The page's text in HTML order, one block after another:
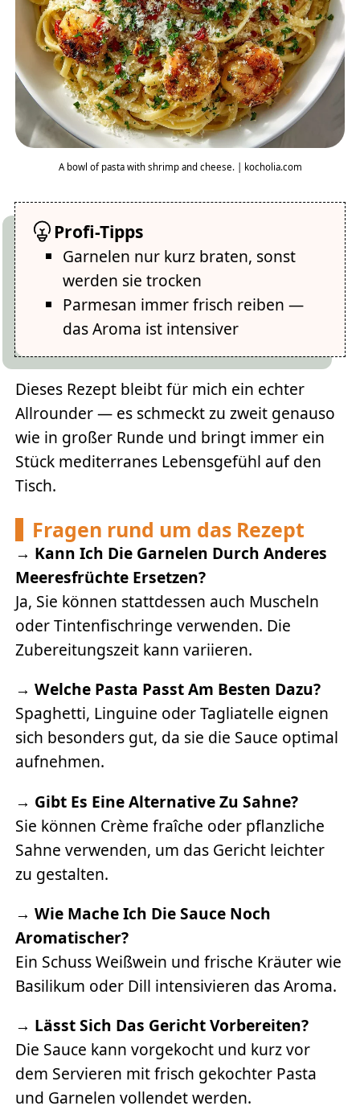
A bowl of pasta with shrimp and cheese. | kocholia.com
Profi-Tipps
Garnelen nur kurz braten, sonst
werden sie trocken
Parmesan immer frisch reiben —
das Aroma ist intensiver
Dieses Rezept bleibt für mich ein echter
Allrounder — es schmeckt zu zweit genauso
wie in großer Runde und bringt immer ein
Stück mediterranes Lebensgefühl auf den
Tisch.
Fragen rund um das Rezept
→ Kann Ich Die Garnelen Durch Anderes
Meeresfrüchte Ersetzen?
Ja, Sie können stattdessen auch Muscheln
oder Tintenfischringe verwenden. Die
Zubereitungszeit kann variieren.
→Welche Pasta Passt Am Besten Dazu?
Spaghetti, Linguine oder Tagliatelle eignen
sich besonders gut, da sie die Sauce optimal
aufnehmen.
→ Gibt Es Eine Alternative Zu Sahne?
Sie können Crème fraîche oder pflanzliche
Sahne verwenden, um das Gericht leichter
zu gestalten.
→Wie Mache Ich Die Sauce Noch
Aromatischer?
Ein Schuss Weißwein und frische Kräuter wie
Basilikum oder Dill intensivieren das Aroma.
→ Lässt Sich Das Gericht Vorbereiten?
Die Sauce kann vorgekocht und kurz vor
dem Servieren mit frisch gekochter Pasta
und Garnelen vollendet werden.